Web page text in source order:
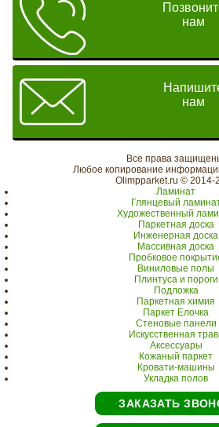
нам
нам
Все права
Любое копирование
Olimpparket.ru © 2014-
Ламинат
Глянцевый
Художественный
Паркетная доска
Инженерная доска
Массивная доска
Пробковое
Виниловые полы
Плинтуса и пороги
Подложка
Паркетная химия
Паркет Елочка
Стеновые панели
Искусственная
Аксессуары
Кожаный паркет
Кровати-машины
Укладка полов
ЗАКАЗАТЬ